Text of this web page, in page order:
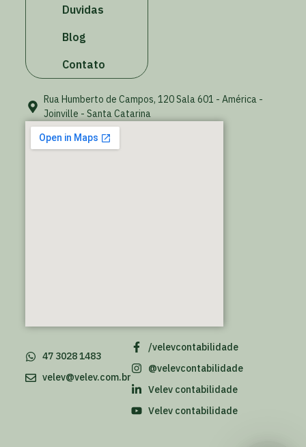
Duvidas
Blog
Contato
Rua Humberto de Campos, 120 Sala 601 - América -
Joinville - Santa Catarina
/velevcontabilidade
@velevcontabilidade
Velev contabilidade
Velev contabilidade
47 3028 1483
velev@velev.com.br